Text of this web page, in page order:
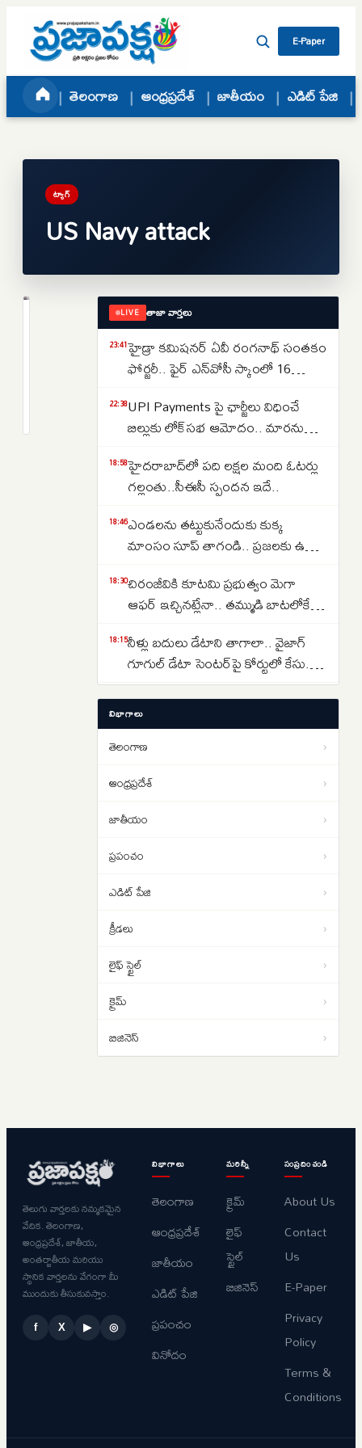
Skip to content
E-Paper
తెలంగాణ ఆంధ్రప్రదేశ్ జాతీయం ఎడిట్ పేజి
ట్యాగ్
US Navy attack
LIVE తాజా వార్తలు
23:41హైడ్రా కమిషనర్ ఏవీ రంగనాథ్ సంతకం
ఫోర్జరీ.. ఫైర్ ఎన్‌వోసీ స్కాంలో 16
22:38UPI Payments పై ఛార్జీలు విధించే
బిల్లుకు లోక్‌సభ ఆమోదం.. మారనున్న
18:58హైదరాబాద్‌లో పది లక్షల మంది ఓటర్లు
గల్లంతు..సీఈసీ స్పందన ఇదే..
18:46ఎండలను తట్టుకునేందుకు కుక్క
మాంసం సూప్ తాగండి.. ప్రజలకు ఉత్తర
18:30చిరంజీవికి కూటమి ప్రభుత్వం మెగా
ఆఫర్ ఇచ్చినట్లేనా.. తమ్ముడి బాటలోకే
18:15నీళ్లు బదులు డేటాని తాగాలా.. వైజాగ్
గూగుల్ డేటా సెంటర్‌పై కోర్టులో కేసు..
ఎవరేశారంటే..
17:11బంగారం ధర 37% పడిపోతుందా..?
వరల్డ్ గోల్డ్ కౌన్సిల్ నివేదిక చెబుతున్న
సంచలన విషయాలు ఇవే…
రంగనాథ్ ఎందుకు టార్గెట్ అయ్యారు..
హైకోర్టు తీవ్ర వ్యాఖ్యల వెనుక ఏం
విభాగాలు
తెలంగాణ ›
ఆంధ్రప్రదేశ్ ›
జాతీయం ›
ప్రపంచం ›
ఎడిట్ పేజి ›
క్రీడలు ›
లైఫ్ స్టైల్ ›
క్రైమ్ ›
బిజినెస్ ›
తెలుగు వార్తలకు నమ్మకమైన
వేదిక. తెలంగాణ,
ఆంధ్రప్రదేశ్, జాతీయ,
అంతర్జాతీయ మరియు
స్థానిక వార్తలను వేగంగా మీ
ముందుకు తీసుకువస్తాం.
f X ▶ ◎
విభాగాలు
తెలంగాణ
ఆంధ్రప్రదేశ్
జాతీయం
ఎడిట్ పేజి
ప్రపంచం
వినోదం
మరిన్నీ
క్రైమ్
లైఫ్
స్టైల్
బిజినెస్
సంప్రదించండి
About Us
Contact
Us
E-Paper
Privacy
Policy
Terms &
Conditions